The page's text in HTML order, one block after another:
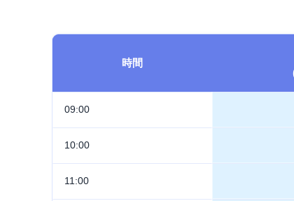
時間
09:00
10:00
11:00